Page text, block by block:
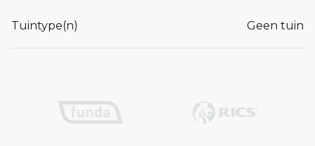
Tuintype(n) Geen tuin